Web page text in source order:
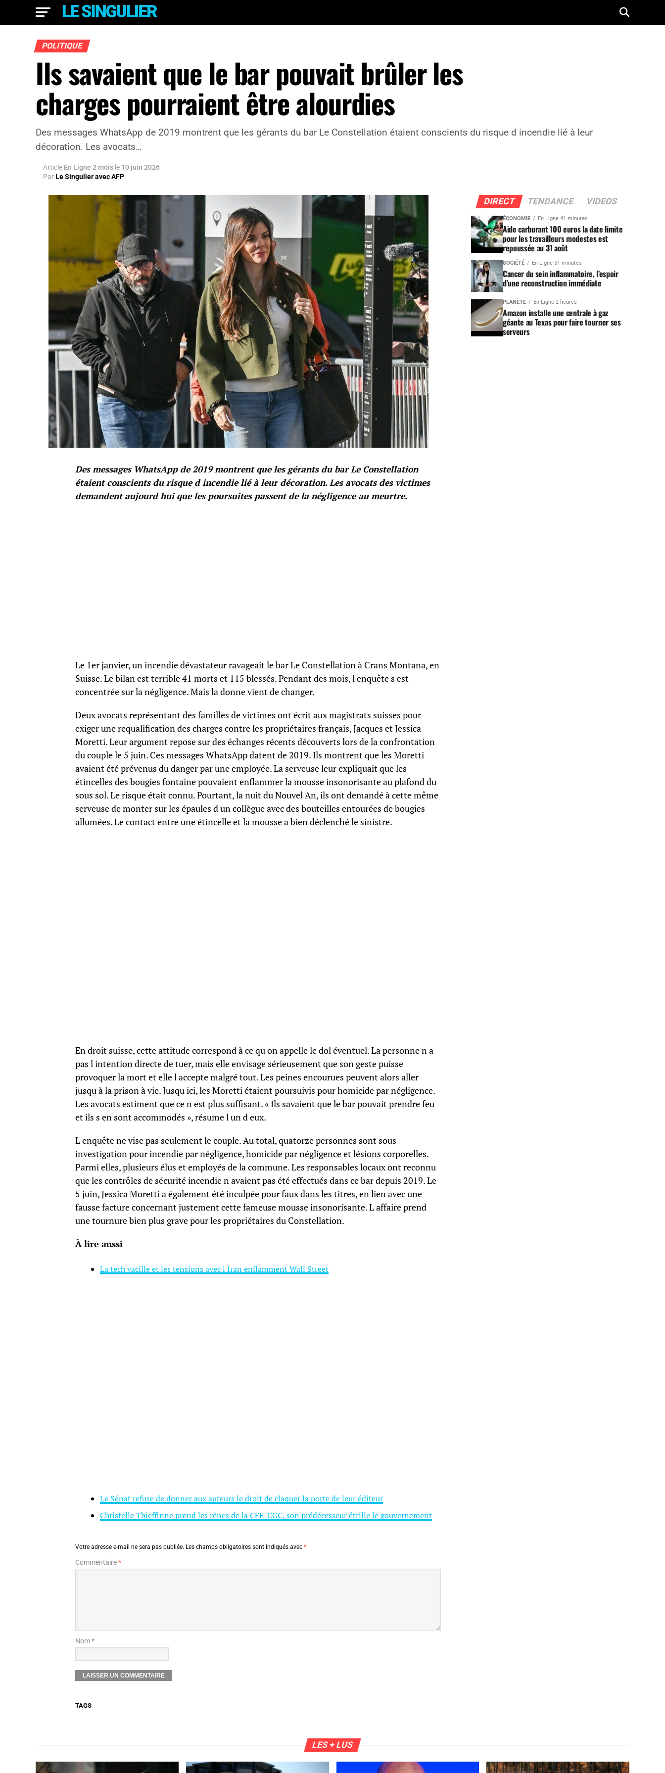
POLITIQUE
Ils savaient que le bar pouvait brûler les
charges pourraient être alourdies
Des messages WhatsApp de 2019 montrent que les gérants du bar Le Constellation étaient conscients du risque d incendie lié à leur
décoration. Les avocats…
Article En Ligne 2 mois le 10 juin 2026
ParLe Singulier avec AFP
Des messages WhatsApp de 2019 montrent que les gérants du bar Le Constellation
étaient conscients du risque d incendie lié à leur décoration. Les avocats des victimes
demandent aujourd hui que les poursuites passent de la négligence au meurtre.
Le 1er janvier, un incendie dévastateur ravageait le bar Le Constellation à Crans Montana, en
Suisse. Le bilan est terrible 41 morts et 115 blessés. Pendant des mois, l enquête s est
concentrée sur la négligence. Mais la donne vient de changer.
Deux avocats représentant des familles de victimes ont écrit aux magistrats suisses pour
exiger une requalification des charges contre les propriétaires français, Jacques et Jessica
Moretti. Leur argument repose sur des échanges récents découverts lors de la confrontation
du couple le 5 juin. Ces messages WhatsApp datent de 2019. Ils montrent que les Moretti
avaient été prévenus du danger par une employée. La serveuse leur expliquait que les
étincelles des bougies fontaine pouvaient enflammer la mousse insonorisante au plafond du
sous sol. Le risque était connu. Pourtant, la nuit du Nouvel An, ils ont demandé à cette même
serveuse de monter sur les épaules d un collègue avec des bouteilles entourées de bougies
allumées. Le contact entre une étincelle et la mousse a bien déclenché le sinistre.
En droit suisse, cette attitude correspond à ce qu on appelle le dol éventuel. La personne n a
pas l intention directe de tuer, mais elle envisage sérieusement que son geste puisse
provoquer la mort et elle l accepte malgré tout. Les peines encourues peuvent alors aller
jusqu à la prison à vie. Jusqu ici, les Moretti étaient poursuivis pour homicide par négligence.
Les avocats estiment que ce n est plus suffisant. « Ils savaient que le bar pouvait prendre feu
et ils s en sont accommodés », résume l un d eux.
L enquête ne vise pas seulement le couple. Au total, quatorze personnes sont sous
investigation pour incendie par négligence, homicide par négligence et lésions corporelles.
Parmi elles, plusieurs élus et employés de la commune. Les responsables locaux ont reconnu
que les contrôles de sécurité incendie n avaient pas été effectués dans ce bar depuis 2019. Le
5 juin, Jessica Moretti a également été inculpée pour faux dans les titres, en lien avec une
fausse facture concernant justement cette fameuse mousse insonorisante. L affaire prend
une tournure bien plus grave pour les propriétaires du Constellation.
À lire aussi
La tech vacille et les tensions avec l Iran enflamment Wall Street
Le Sénat refuse de donner aux auteurs le droit de claquer la porte de leur éditeur
Christelle Thieffinne prend les rênes de la CFE-CGC, son prédécesseur étrille le gouvernement
Votre adresse e-mail ne sera pas publiée. Les champs obligatoires sont indiqués avec *
Commentaire*
Nom *
TAGS
DIRECT TENDANCE VIDEOS
ÉCONOMIE En Ligne 41 minutes
Aide carburant 100 euros la date limite
pour les travailleurs modestes est
repoussée au 31 août
SOCIÉTÉ En Ligne 51 minutes
Cancer du sein inflammatoire, l’espoir
d’une reconstruction immédiate
PLANÈTE En Ligne 2 heures
Amazon installe une centrale à gaz
géante au Texas pour faire tourner ses
serveurs
LES + LUS